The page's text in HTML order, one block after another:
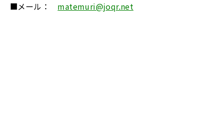
■メール： matemuri@joqr.net